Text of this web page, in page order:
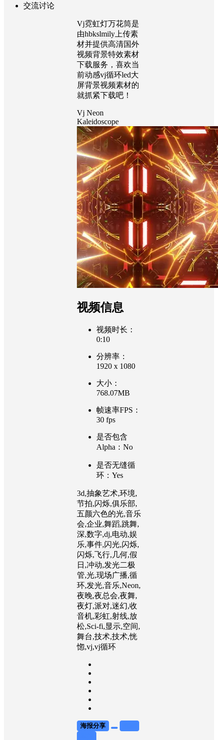
交流讨论
Vj霓虹灯万花筒是
由hbkslmily上传素
材并提供高清国外
视频背景特效素材
下载服务，喜欢当
前动感vj循环led大
屏背景视频素材的
就抓紧下载吧！
Vj Neon
Kaleidoscope
视频信息
视频时长：
0:10
分辨率：
1920 x 1080
大小：
768.07MB
帧速率FPS：
30 fps
是否包含
Alpha：No
是否无缝循
环：Yes
3d,抽象艺术,环境,
节拍,闪烁,俱乐部,
五颜六色的光,音乐
会,企业,舞蹈,跳舞,
深,数字,dj,电动,娱
乐,事件,闪光,闪烁,
闪烁,飞行,几何,假
日,冲动,发光二极
管,光,现场广播,循
环,发光,音乐,Neon,
夜晚,夜总会,夜舞,
夜灯,派对,迷幻,收
音机,彩虹,射线,放
松,Sci-fi,显示,空间,
舞台,技术,技术,恍
惚,vj,vj循环
海报分享